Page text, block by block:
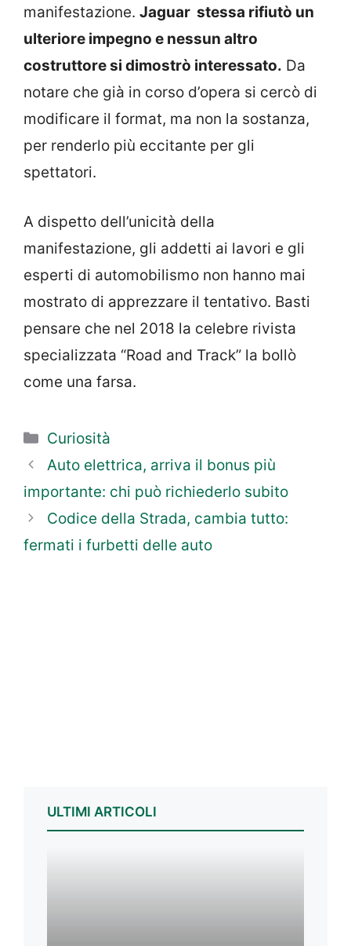
manifestazione. Jaguar stessa rifiutò un
ulteriore impegno e nessun altro
costruttore si dimostrò interessato. Da
notare che già in corso d’opera si cercò di
modificare il format, ma non la sostanza,
per renderlo più eccitante per gli
spettatori.
A dispetto dell’unicità della
manifestazione, gli addetti ai lavori e gli
esperti di automobilismo non hanno mai
mostrato di apprezzare il tentativo. Basti
pensare che nel 2018 la celebre rivista
specializzata “Road and Track” la bollò
come una farsa.
Categorie
Curiosità
Auto elettrica, arriva il bonus più
importante: chi può richiederlo subito
Codice della Strada, cambia tutto:
fermati i furbetti delle auto
ULTIMI ARTICOLI